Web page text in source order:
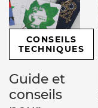
CONSEILS
TECHNIQUES
Guide et
conseils